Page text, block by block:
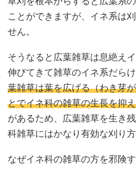
ことができますが、イネ系は
せん。
そうなると広葉雑草は息絶え
伸びてきて雑草のイネ系だら
葉雑草は葉を広げる（わき芽
とでイネ科の雑草の生長を抑
があるため、広葉雑草を生き
科雑草にはかなり有効な刈り方
なぜイネ科の雑草の方を邪険